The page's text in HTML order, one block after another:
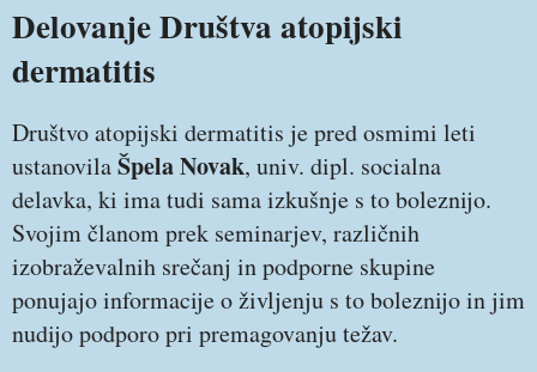
Delovanje Društva atopijski
dermatitis
Društvo atopijski dermatitis je pred osmimi leti
ustanovilaŠpela Novak, univ. dipl. socialna
delavka, ki ima tudi sama izkušnje s to boleznijo.
Svojim članom prek seminarjev, različnih
izobraževalnih srečanj in podporne skupine
ponujajo informacije o življenju s to boleznijo in jim
nudijo podporo pri premagovanju težav.